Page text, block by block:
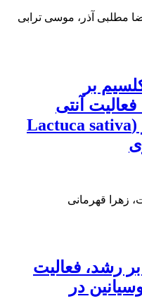
مطلبی آذر، موسی ترابی
بر
آنتی
اکسیدانی و عملکرد کاهو (Lactuca sativa
زهرا قهرمانی
بر رشد، فعالیت
در